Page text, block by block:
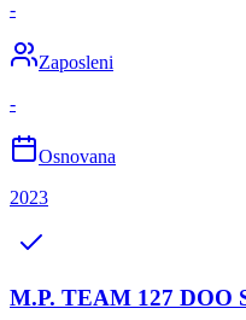
-
Zaposleni
-
Osnovana
2023
M.P. TEAM 127